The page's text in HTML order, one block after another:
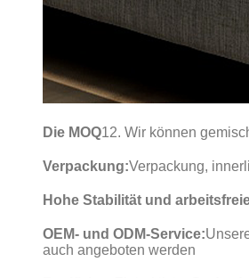
Die MOQ12. Wir können
Verpackung:Verpackung,
Hohe Stabilität und
OEM- und ODM-Service:
auch angeboten werden